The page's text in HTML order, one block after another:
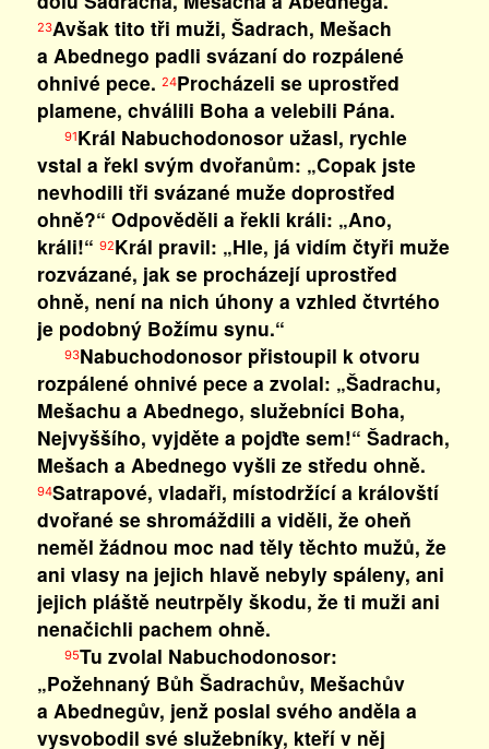
23Avšak tito tři muži, Šadrach, Mešach
a Abednego padli svázaní do rozpálené
ohnivé pece. 24Procházeli se uprostřed
plamene, chválili Boha a velebili Pána.
91Král Nabuchodonosor užasl, rychle
vstal a řekl svým dvořanům: „Copak jste
nevhodili tři svázané muže doprostřed
ohně?“ Odpověděli a řekli králi: „Ano,
králi!“ 92Král pravil: „Hle, já vidím čtyři muže
rozvázané, jak se procházejí uprostřed
ohně, není na nich úhony a vzhled čtvrtého
je podobný Božímu synu.“
93Nabuchodonosor přistoupil k otvoru
rozpálené ohnivé pece a zvolal: „Šadrachu,
Mešachu a Abednego, služebníci Boha,
Nejvyššího, vyjděte a pojďte sem!“ Šadrach,
Mešach a Abednego vyšli ze středu ohně.
94Satrapové, vladaři, místodržící a královští
dvořané se shromáždili a viděli, že oheň
neměl žádnou moc nad těly těchto mužů, že
ani vlasy na jejich hlavě nebyly spáleny, ani
jejich pláště neutrpěly škodu, že ti muži ani
nenačichli pachem ohně.
95Tu zvolal Nabuchodonosor:
„Požehnaný Bůh Šadrachův, Mešachův
a Abednegův, jenž poslal svého anděla a
vysvobodil své služebníky, kteří v něj